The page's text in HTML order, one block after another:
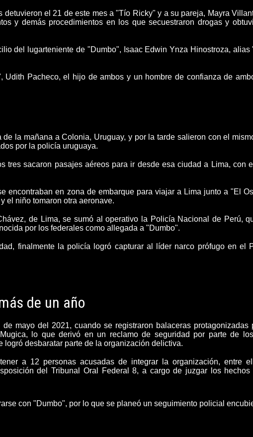
el 21 de este mes a "Tío Ricky" y a su pareja, Mayra
y demás procedimientos en los quesecuestraron drogas y
del lugarteniente de "Dumbo", Isaac Edwin Ynza Hinostroza, alias
Pacheco, el hijo de ambos y un hombre de confianza de
la mañana a Colonia, Uruguay, y por la tarde salieron con el
por la policía uruguaya.
tres sacaron pasajes aéreos para ir desde esa ciudad a Lima, con
encontraban en zona de embarque para viajar a Lima junto a "El
el niño tomaron otra aeronave.
de Lima, se sumó al operativo la Policía Nacional de Perú,
por los federales como allegada a "Dumbo".
finalmente la policía logró capturar al líder narco prófugo en el
de un año
mayo del 2021, cuando se registraron balaceras protagonizadas
lo que derivó en un reclamo de seguridad por parte de
desbaratar parte de la organización delictiva.
a 12 personas acusadas de integrar la organización, entre
del Tribunal Oral Federal 8, a cargo de juzgar los
con "Dumbo", por lo que se planeó un seguimiento policial